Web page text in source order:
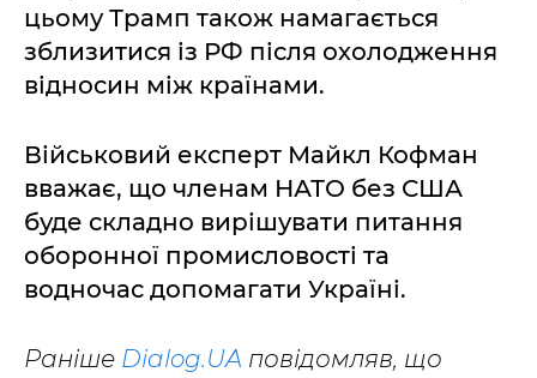
цьому Трамп також намагається
зблизитися із РФ після охолодження
відносин між країнами.
Військовий експерт Майкл Кофман
вважає, що членам НАТО без США
буде складно вирішувати питання
оборонної промисловості та
водночас допомагати Україні.
Раніше Dialog.UA повідомляв, що